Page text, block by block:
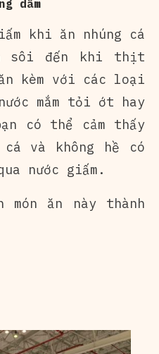
dấm
khi ăn nhúng cá
sôi đến khi thịt
kèm với các loại
mắm tỏi ớt hay
có thể cảm thấy
và không hề có
nước giấm.
món ăn này thành